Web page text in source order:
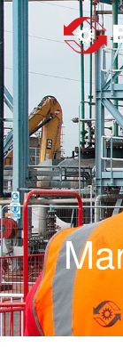
Skip to main